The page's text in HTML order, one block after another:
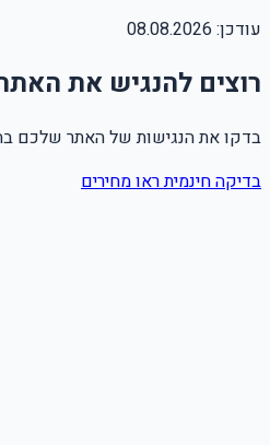
עודכן: 08.08.2026
רוצים להנגיש את
בדקו את הנגישות של האתר שלכם
בדיקה חינמיתראו מחירים